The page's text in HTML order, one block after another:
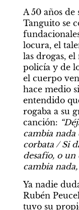
A 50 años
Tanguito se
locura, el
las drogas,
policía y de
el cuerpo
hace medio
entendido
rogaba a su
canción:
cambia nada
corbata / Si
desafío, o un
cambia
Ya nadie
Rubén
tuvo su